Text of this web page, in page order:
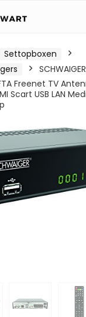
Settopboxen
Freenet TV
Scart USB LAN